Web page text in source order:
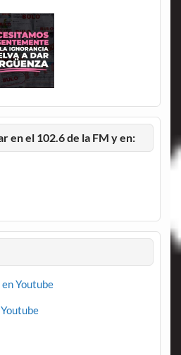
en el 102.6 de la FM y en:
Youtube